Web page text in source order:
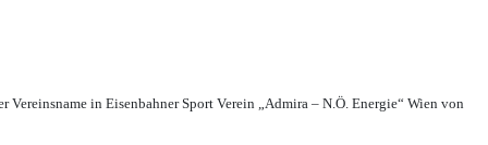
Vereinsname in Eisenbahner Sport Verein „Admira – N.Ö. Energie“ Wien von